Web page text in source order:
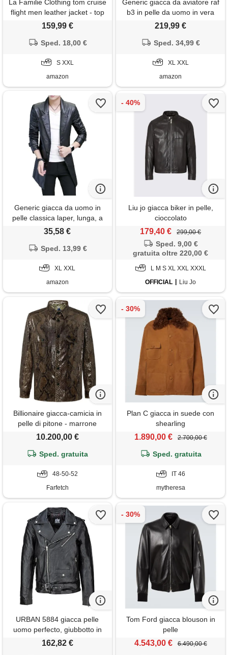
La Familie Clothing tom cruise
flight men leather jacket - top
gun bomber leather jacket
men - brown leather jacket -
removable fur collar, nero , xxl
159,99 €
Sped. 18,00 €
S XXL
amazon
Generic giacca da aviatore raf
b3 in pelle da uomo in vera
pelliccia di shearling in vera
pelle di pecora b3 bomber da
volo invernale ww2 - marrone,
219,99 €
Sped. 34,99 €
XL XXL
amazon
Generic giacca da uomo in
pelle classica laper, lunga, a
tre quarti, blazer, cappotto
35,58 €
Sped. 13,99 €
XL XXL
amazon
Liu jo giacca biker in pelle,
cioccolato
179,40 € 299,00 €
Sped. 9,00 €
gratuita oltre 220,00 €
L M S XL XXL XXXL
OFFICIAL
Liu Jo
Billionaire giacca-camicia in
pelle di pitone - marrone
10.200,00 €
Sped. gratuita
48-50-52
Farfetch
Plan C giacca in suede con
shearling
1.890,00 € 2.700,00 €
Sped. gratuita
IT 46
mytheresa
URBAN 5884 giacca pelle
uomo perfecto, giubbotto in
vera pelle bovina soffice e
resistente, chiodo uomo stile
162,82 €
Tom Ford giacca blouson in
pelle
4.543,00 € 6.490,00 €